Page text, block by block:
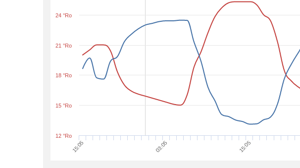
15:05 03:05 15:05
12 °Ro
15 °Ro
18 °Ro
21 °Ro
24 °Ro